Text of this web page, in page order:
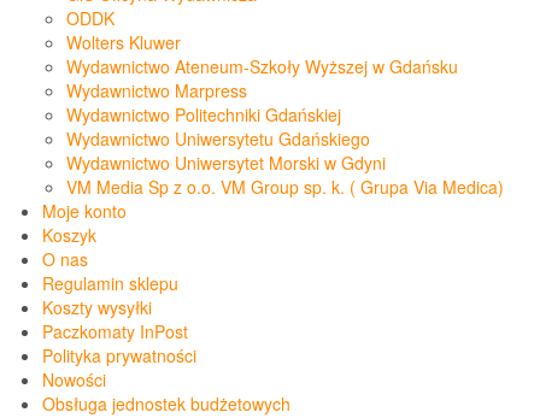
ODDK
Wolters Kluwer
Wydawnictwo Ateneum-Szkoły Wyższej w Gdańsku
Wydawnictwo Marpress
Wydawnictwo Politechniki Gdańskiej
Wydawnictwo Uniwersytetu Gdańskiego
Wydawnictwo Uniwersytet Morski w Gdyni
VM Media Sp z o.o. VM Group sp. k. ( Grupa Via Medica)
Moje konto
Koszyk
O nas
Regulamin sklepu
Koszty wysyłki
Paczkomaty InPost
Polityka prywatności
Nowości
Obsługa jednostek budżetowych